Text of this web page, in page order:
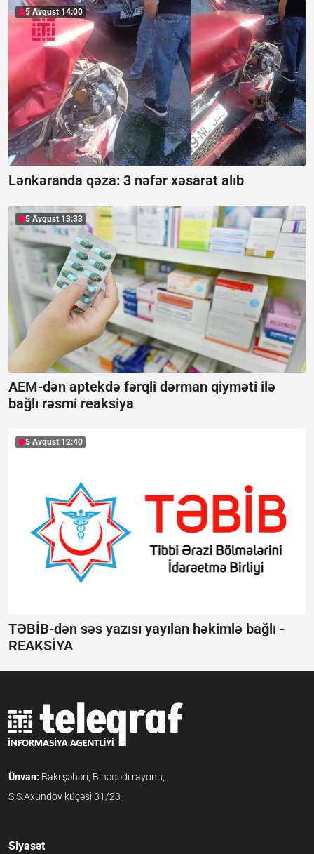
5 Avqust 14:00
Lənkəranda qəza: 3 nəfər xəsarət alıb
5 Avqust 13:33
AEM-dən aptekdə fərqli dərman qiyməti ilə
bağlı rəsmi reaksiya
5 Avqust 12:40
TƏBİB-dən səs yazısı yayılan həkimlə bağlı -
REAKSİYA
Ünvan: Bakı şəhəri, Binəqədi rayonu,
S.S.Axundov küçəsi 31/23
Siyasət